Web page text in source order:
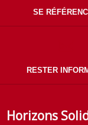
SE
RESTER
Horizons